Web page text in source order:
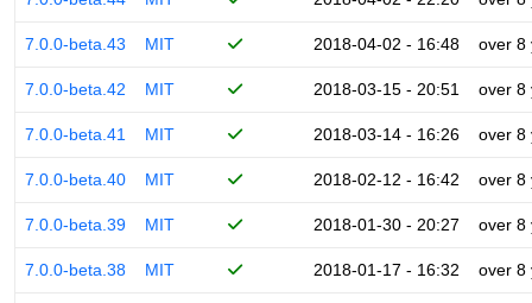
7.0.0-beta.43 MIT 2018-04-02 - 16:48 over 8
7.0.0-beta.42 MIT 2018-03-15 - 20:51 over 8
7.0.0-beta.41 MIT 2018-03-14 - 16:26 over 8
7.0.0-beta.40 MIT 2018-02-12 - 16:42 over 8
7.0.0-beta.39 MIT 2018-01-30 - 20:27 over 8
7.0.0-beta.38 MIT 2018-01-17 - 16:32 over 8